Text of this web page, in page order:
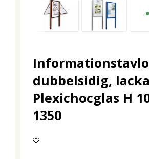
dubbelsidig,
Plexichocglas H
1350